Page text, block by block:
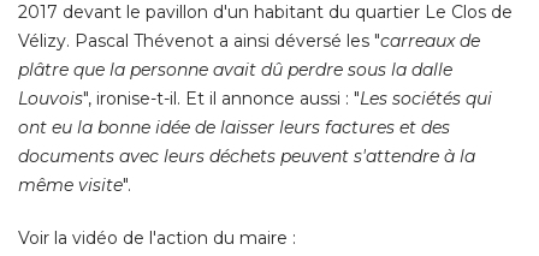
2017 devant le pavillon d'un habitant du quartier Le Clos de
Vélizy. Pascal Thévenot a ainsi déversé les "carreaux de
plâtre que la personne avait dû perdre sous la dalle
Louvois", ironise-t-il. Et il annonce aussi : "Les sociétés qui
ont eu la bonne idée de laisser leurs factures et des
documents avec leurs déchets peuvent s'attendre à la
même visite".
Voir la vidéo de l'action du maire :